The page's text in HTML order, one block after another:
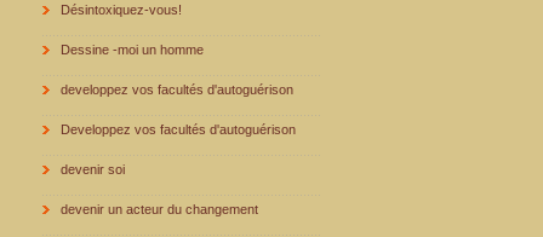
Désintoxiquez-vous!
Dessine -moi un homme
developpez vos facultés d'autoguérison
Developpez vos facultés d'autoguérison
devenir soi
devenir un acteur du changement